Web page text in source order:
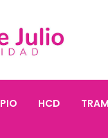
HCD